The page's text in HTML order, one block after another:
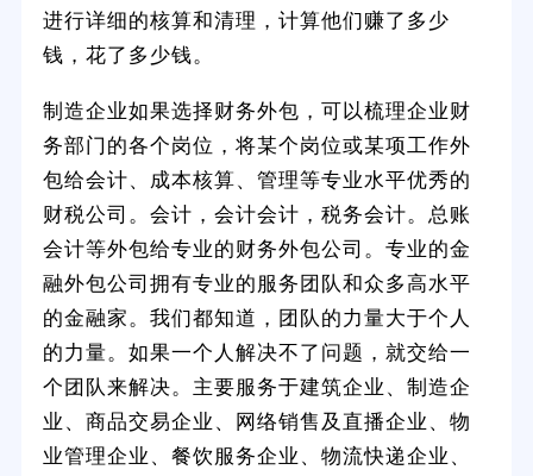
进行详细的核算和清理，计算他们赚了多少
钱，花了多少钱。
制造企业如果选择财务外包，可以梳理企业财
务部门的各个岗位，将某个岗位或某项工作外
包给会计、成本核算、管理等专业水平优秀的
财税公司。会计，会计会计，税务会计。总账
会计等外包给专业的财务外包公司。专业的金
融外包公司拥有专业的服务团队和众多高水平
的金融家。我们都知道，团队的力量大于个人
的力量。如果一个人解决不了问题，就交给一
个团队来解决。主要服务于建筑企业、制造企
业、商品交易企业、网络销售及直播企业、物
业管理企业、餐饮服务企业、物流快递企业、